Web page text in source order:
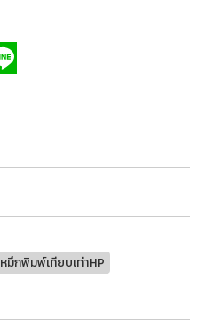
หมึกพิมพ์เทียบเท่าHP